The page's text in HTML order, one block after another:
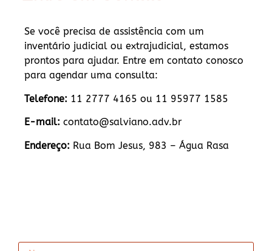
Se você precisa de assistência com um
inventário judicial ou extrajudicial, estamos
prontos para ajudar. Entre em contato conosco
para agendar uma consulta:
Telefone: 11 2777 4165 ou 11 95977 1585
E-mail: contato@salviano.adv.br
Endereço: Rua Bom Jesus, 983 – Água Rasa